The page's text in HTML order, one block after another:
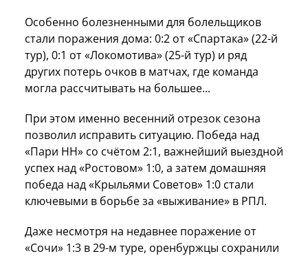
Особенно болезненными для болельщиков
стали поражения дома: 0:2 от «Спартака» (22-й
тур), 0:1 от «Локомотива» (25-й тур) и ряд
других потерь очков в матчах, где команда
могла рассчитывать на большее...
При этом именно весенний отрезок сезона
позволил исправить ситуацию. Победа над
«Пари НН» со счётом 2:1, важнейший выездной
успех над «Ростовом» 1:0, а затем домашняя
победа над «Крыльями Советов» 1:0 стали
ключевыми в борьбе за «выживание» в РПЛ.
Даже несмотря на недавнее поражение от
«Сочи» 1:3 в 29-м туре, оренбуржцы сохранили